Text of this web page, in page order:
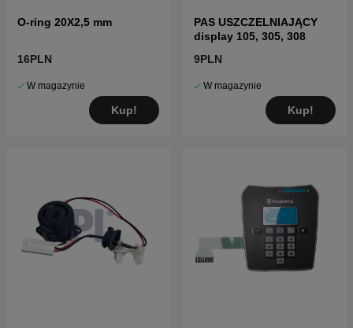
O-ring 20X2,5 mm
16PLN
W magazynie
Kup!
PAS USZCZELNIAJĄCY
display 105, 305, 308
9PLN
W magazynie
Kup!